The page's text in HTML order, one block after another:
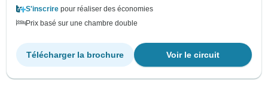
S'inscrire pour réaliser des économies
Prix basé sur une chambre double
Voir le circuit
Télécharger la brochure